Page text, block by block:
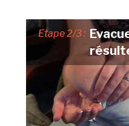
Etape 2/3 :